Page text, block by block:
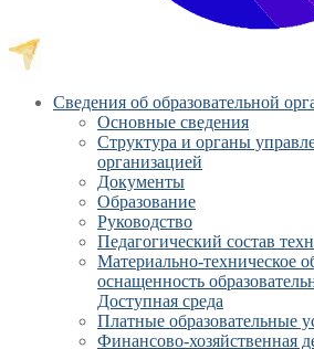
Сведения об образовательной
Основные сведения
Структура и органы
организацией
Документы
Образование
Руководство
Педагогический состав
Материально-техническое
оснащенность
Доступная среда
Платные образовательные
Финансово-хозяйственная